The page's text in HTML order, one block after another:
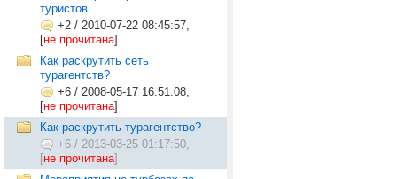
туристов
+2 / 2010-07-22 08:45:57,
[не прочитана]
Как раскрутить сеть
турагентств?
+6 / 2008-05-17 16:51:08,
[не прочитана]
Как раскрутить турагентство?
+6 / 2013-03-25 01:17:50,
[не прочитана]